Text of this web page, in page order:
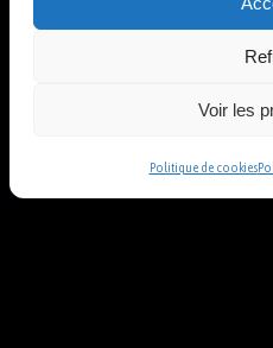
Voir les
Politique de cookies